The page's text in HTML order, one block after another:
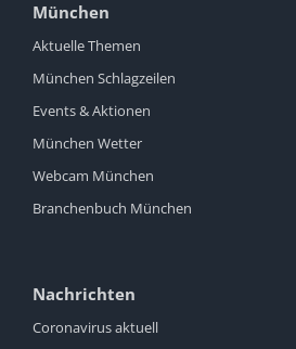
München
Aktuelle Themen
München Schlagzeilen
Events & Aktionen
München Wetter
Webcam München
Branchenbuch München
Nachrichten
Coronavirus aktuell